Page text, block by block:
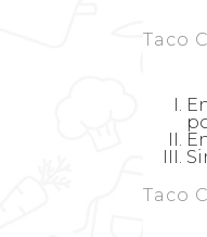
Taco
Taco